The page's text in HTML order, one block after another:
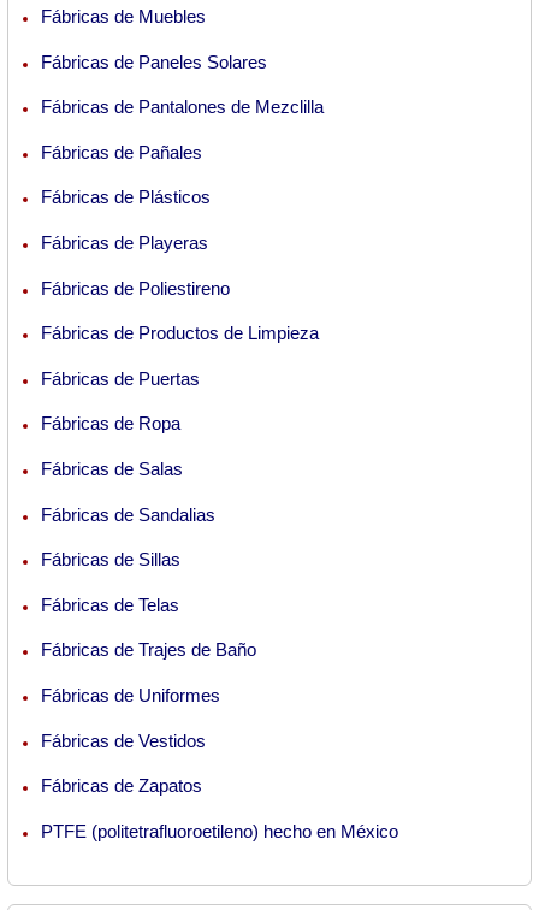
Fábricas de Muebles
Fábricas de Paneles Solares
Fábricas de Pantalones de Mezclilla
Fábricas de Pañales
Fábricas de Plásticos
Fábricas de Playeras
Fábricas de Poliestireno
Fábricas de Productos de Limpieza
Fábricas de Puertas
Fábricas de Ropa
Fábricas de Salas
Fábricas de Sandalias
Fábricas de Sillas
Fábricas de Telas
Fábricas de Trajes de Baño
Fábricas de Uniformes
Fábricas de Vestidos
Fábricas de Zapatos
PTFE (politetrafluoroetileno) hecho en México